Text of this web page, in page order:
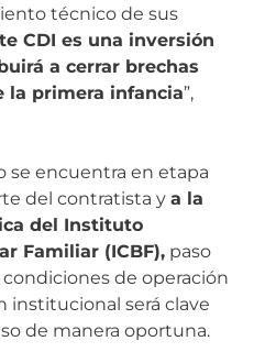
técnico de sus
CDI es una inversión
a cerrar brechas
la primera infancia”,
se encuentra en etapa
del contratista y a la
del Instituto
Familiar (ICBF), paso
de operación
institucional será clave
de manera oportuna.